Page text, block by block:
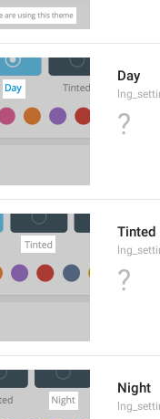
Day
?
Tinted
?
Night